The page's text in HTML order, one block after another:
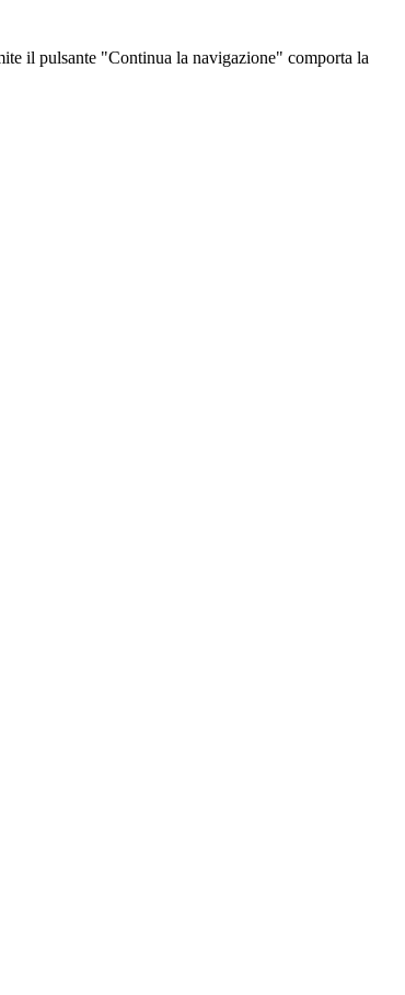
il pulsante "Continua la navigazione" comporta la